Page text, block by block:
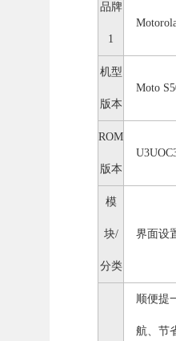
品牌
1
机型
版本
Moto
ROM
版本
模
块/
分类
界面设
顺便提
航、节